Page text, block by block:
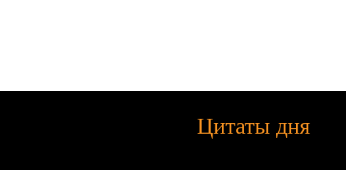
Цитаты дня